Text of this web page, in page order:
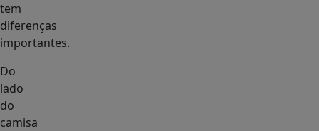
tem
diferenças
importantes.
Do
lado
do
camisa